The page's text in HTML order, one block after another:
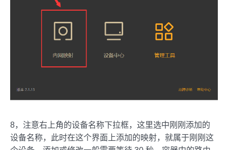
8，注意右上角的设备名称下拉框，这里选中刚刚添加的
设备名称，此时在这个界面上添加的映射，就属于刚刚这